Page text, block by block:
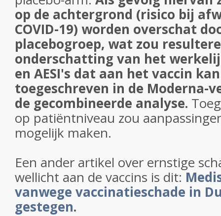
op de achtergrond (risico bij
COVID-19) worden overschat
placebogroep, wat zou
onderschatting van het
en AESI's dat aan het vaccin
toegeschreven in de Moderna-
de gecombineerde analyse.
op patiëntniveau zou
mogelijk maken.
Een ander artikel over ernstige
wellicht aan de vaccins is dit:
vanwege vaccinatieschade in
gestegen.